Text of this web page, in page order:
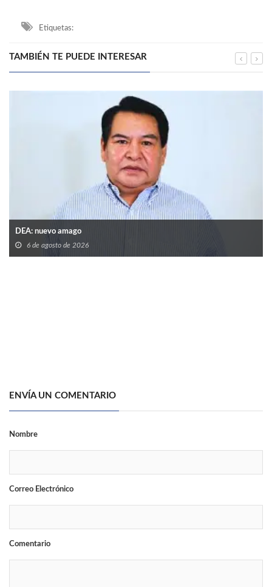
Etiquetas:
TAMBIÉN TE PUEDE INTERESAR
DEA: nuevo amago
6 de agosto de 2026
ENVÍA UN COMENTARIO
Nombre
Correo Electrónico
Comentario